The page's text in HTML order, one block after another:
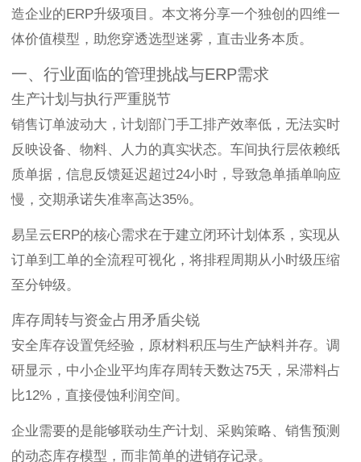
造企业的ERP升级项目。本文将分享一个独创的四维一
体价值模型，助您穿透选型迷雾，直击业务本质。
一、行业面临的管理挑战与ERP需求
生产计划与执行严重脱节
销售订单波动大，计划部门手工排产效率低，无法实时
反映设备、物料、人力的真实状态。车间执行层依赖纸
质单据，信息反馈延迟超过24小时，导致急单插单响应
慢，交期承诺失准率高达35%。
易呈云ERP的核心需求在于建立闭环计划体系，实现从
订单到工单的全流程可视化，将排程周期从小时级压缩
至分钟级。
库存周转与资金占用矛盾尖锐
安全库存设置凭经验，原材料积压与生产缺料并存。调
研显示，中小企业平均库存周转天数达75天，呆滞料占
比12%，直接侵蚀利润空间。
企业需要的是能够联动生产计划、采购策略、销售预测
的动态库存模型，而非简单的进销存记录。